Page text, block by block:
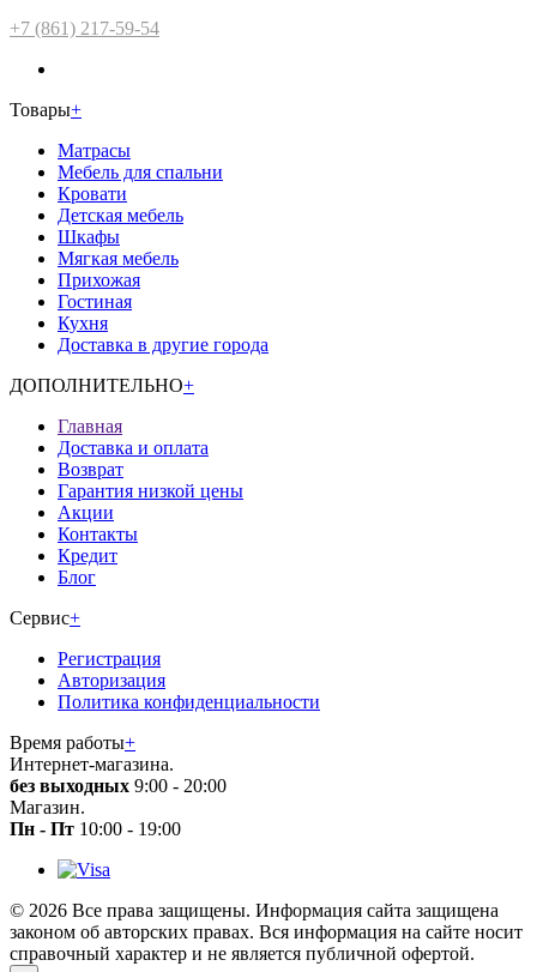
+7 (861) 217-59-54
Товары+
Матрасы
Мебель для спальни
Кровати
Детская мебель
Шкафы
Мягкая мебель
Прихожая
Гостиная
Кухня
Доставка в другие города
ДОПОЛНИТЕЛЬНО+
Главная
Доставка и оплата
Возврат
Гарантия низкой цены
Акции
Контакты
Кредит
Блог
Сервис+
Регистрация
Авторизация
Политика конфиденциальности
Время работы+
Интернет-магазина.
без выходных 9:00 - 20:00
Магазин.
Пн - Пт 10:00 - 19:00
© 2026 Все права защищены. Информация сайта защищена
законом об авторских правах. Вся информация на сайте носит
справочный характер и не является публичной офертой.